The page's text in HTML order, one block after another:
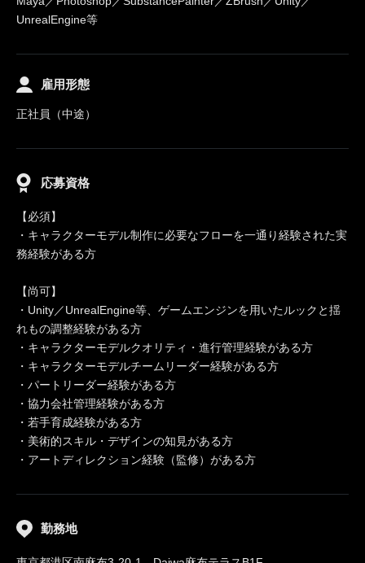
UnrealEngine等
雇用形態
正社員（中途）
応募資格
【必須】
・キャラクターモデル制作に必要なフローを一通り経験された実
務経験がある方
【尚可】
・Unity／UnrealEngine等、ゲームエンジンを用いたルックと揺
れもの調整経験がある方
・キャラクターモデルクオリティ・進行管理経験がある方
・キャラクターモデルチームリーダー経験がある方
・パートリーダー経験がある方
・協力会社管理経験がある方
・若手育成経験がある方
・美術的スキル・デザインの知見がある方
・アートディレクション経験（監修）がある方
勤務地